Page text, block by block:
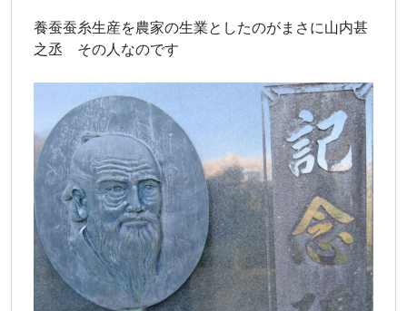
養蚕蚕糸生産を農家の生業としたのがまさに山内甚
之丞 その人なのです